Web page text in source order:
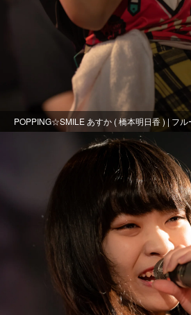
POPPING☆SMILE あすか ( 橋本明日香 ) | フ
スケット～おまる生誕～